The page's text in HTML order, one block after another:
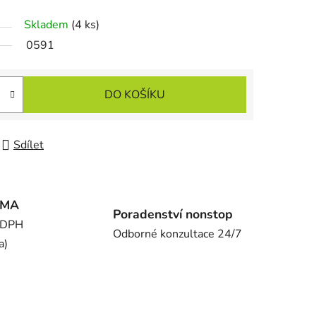
Skladem (4 ks)
0591
DO KOŠÍKU
Sdílet
Poradenství nonstop
Odborné konzultace 24/7